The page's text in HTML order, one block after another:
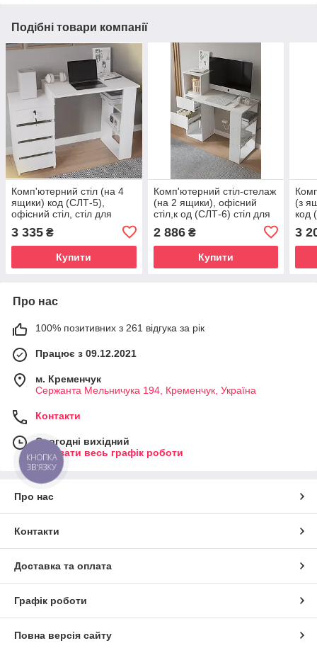
Подібні товари компанії
Комп'ютерний стіл (на 4
ящики) код (СЛТ-5),
офісний стіл, стіл для
3 335 ₴
Купити
Комп'ютерний стіл-стелаж
(на 2 ящики), офісний
стіл,к од (СЛТ-6) стіл для
2 886₴
Купити
(з
код
3
Про нас
100% позитивних з 261 відгука за рік
Працює з 09.12.2021
м. Кременчук
Сержанта Мельничука 194, Кременчук, Україна
Контакти
Сьогодні вихідний
Показати весь графік роботи
Про нас
Контакти
Доставка та оплата
Графік роботи
Повна версія сайту
КНОПКА
ЗВ'ЯЗКУ